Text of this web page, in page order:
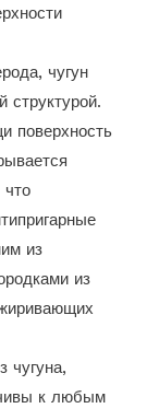
чугун
структурой.
поверхность
что
из
из
чугуна,
к любым